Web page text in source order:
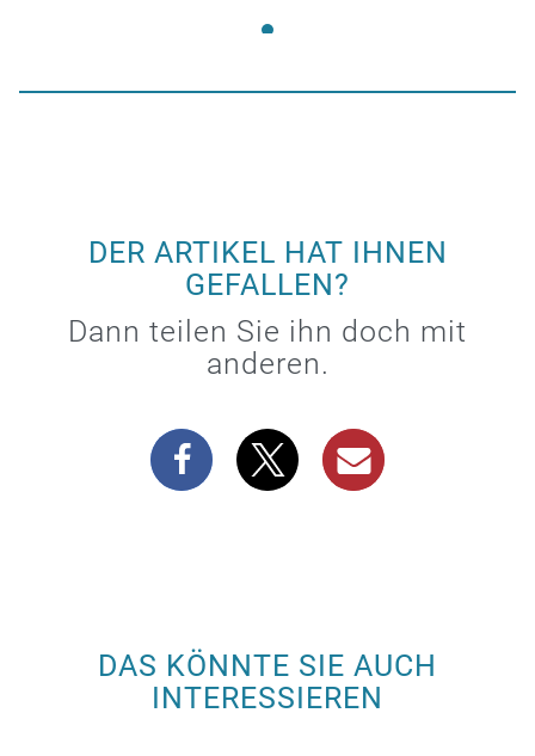
DER ARTIKEL HAT IHNEN
GEFALLEN?
Dann teilen Sie ihn doch mit
anderen.
DAS KÖNNTE SIE AUCH
INTERESSIEREN